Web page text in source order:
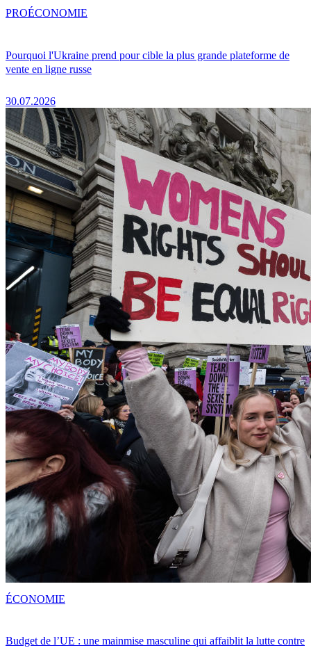
Pourquoi l'Ukraine prend pour cible la plus grande plateforme de
vente en ligne russe
30.07.2026
PROÉCONOMIE
Budget de l’UE : une mainmise masculine qui affaiblit la lutte contre
ÉCONOMIE